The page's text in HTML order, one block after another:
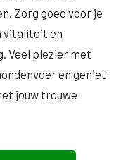
Zorg goed voor je
vitaliteit en
Veel plezier met
en geniet
jouw trouwe